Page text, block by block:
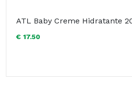
ATL Baby Creme Hidratante
€ 17.50